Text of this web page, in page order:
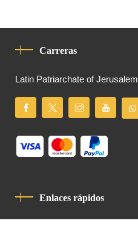
Carreras
Latin Patriarchate of Jerusalem
Enlaces rápidos